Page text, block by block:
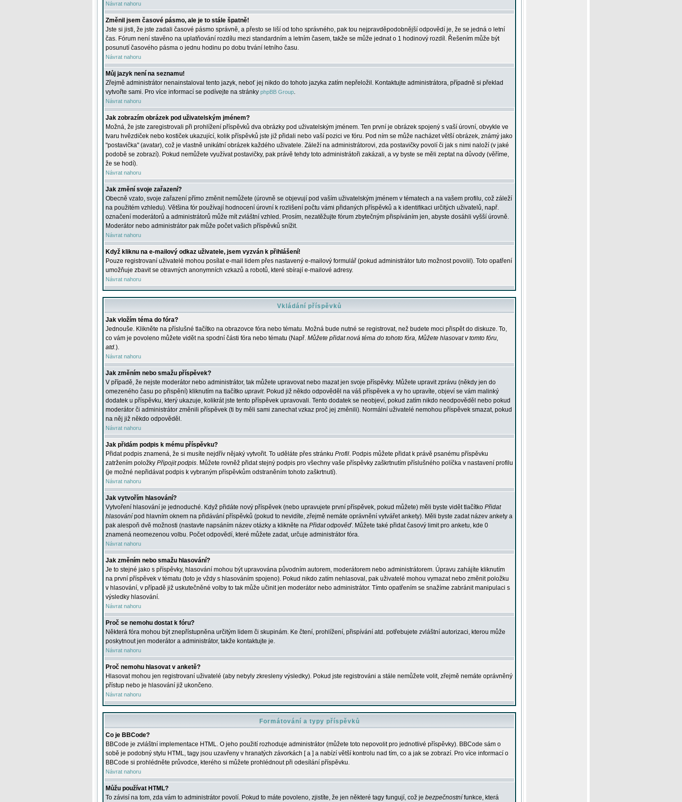
Návrat nahoru
Změnil jsem časové pásmo, ale je to stále špatně!
Jste si jisti, že jste zadali časové pásmo správně, a přesto se liší od toho správného, pak tou nejpravděpodobnější odpovědí je, že se jedná o letní
čas. Fórum není stavěno na uplatňování rozdílu mezi standardním a letním časem, takže se může jednat o 1 hodinový rozdíl. Řešením může být
posunutí časového pásma o jednu hodinu po dobu trvání letního času.
Návrat nahoru
Můj jazyk není na seznamu!
Zřejmě administrátor nenainstaloval tento jazyk, neboť jej nikdo do tohoto jazyka zatím nepřeložil. Kontaktujte administrátora, případně si překlad
vytvořte sami. Pro více informací se podívejte na stránky phpBB Group.
Návrat nahoru
Jak zobrazím obrázek pod uživatelským jménem?
Možná, že jste zaregistrovali při prohlížení příspěvků dva obrázky pod uživatelským jménem. Ten první je obrázek spojený s vaší úrovní, obvykle ve
tvaru hvězdiček nebo kostiček ukazující, kolik příspěvků jste již přidali nebo vaší pozici ve fóru. Pod ním se může nacházet větší obrázek, známý jako
"postavička" (avatar), což je vlastně unikátní obrázek každého uživatele. Záleží na administrátorovi, zda postavičky povolí či jak s nimi naloží (v jaké
podobě se zobrazí). Pokud nemůžete využívat postavičky, pak právě tehdy toto administrátoři zakázali, a vy byste se měli zeptat na důvody (věříme,
že se hodí).
Návrat nahoru
Jak změní svoje zařazení?
Obecně vzato, svoje zařazení přímo změnit nemůžete (úrovně se objevují pod vaším uživatelským jménem v tématech a na vašem profilu, což záleží
na použitém vzhledu). Většina fór používají hodnocení úrovní k rozlišení počtu vámi přidaných příspěvků a k identifikaci určitých uživatelů, např.
označení moderátorů a administrátorů může mít zvláštní vzhled. Prosím, nezatěžujte fórum zbytečným přispíváním jen, abyste dosáhli vyšší úrovně.
Moderátor nebo administrátor pak může počet vašich příspěvků snížit.
Návrat nahoru
Když kliknu na e-mailový odkaz uživatele, jsem vyzván k přihlášení!
Pouze registrovaní uživatelé mohou posílat e-mail lidem přes nastavený e-mailový formulář (pokud administrátor tuto možnost povolil). Toto opatření
umožňuje zbavit se otravných anonymních vzkazů a robotů, které sbírají e-mailové adresy.
Návrat nahoru
Vkládání příspěvků
Jak vložím téma do fóra?
Jednouše. Klikněte na příslušné tlačítko na obrazovce fóra nebo tématu. Možná bude nutné se registrovat, než budete moci přispět do diskuze. To,
co vám je povoleno můžete vidět na spodní části fóra nebo tématu (Např. Můžete přidat nová téma do tohoto fóra, Můžete hlasovat v tomto fóru,
atd.).
Návrat nahoru
Jak změním nebo smažu příspěvek?
V případě, že nejste moderátor nebo administrátor, tak můžete upravovat nebo mazat jen svoje příspěvky. Můžete upravit zprávu (někdy jen do
omezeného času po přispění) kliknutím na tlačítko upravit. Pokud již někdo odpověděl na váš příspěvek a vy ho upravíte, objeví se vám malinký
dodatek u příspěvku, který ukazuje, kolikrát jste tento příspěvek upravovali. Tento dodatek se neobjeví, pokud zatím nikdo neodpověděl nebo pokud
moderátor či administrátor změnili příspěvek (ti by měli sami zanechat vzkaz proč jej změnili). Normální uživatelé nemohou příspěvek smazat, pokud
na něj již někdo odpověděl.
Návrat nahoru
Jak přidám podpis k mému příspěvku?
Přidat podpis znamená, že si musíte nejdřív nějaký vytvořit. To uděláte přes stránku Profil. Podpis můžete přidat k právě psanému příspěvku
zatržením položky Připojit podpis. Můžete rovněž přidat stejný podpis pro všechny vaše příspěvky zaškrtnutím příslušného políčka v nastavení profilu
(je možné nepřidávat podpis k vybraným příspěvkům odstraněním tohoto zaškrtnutí).
Návrat nahoru
Jak vytvořím hlasování?
Vytvoření hlasování je jednoduché. Když přidáte nový příspěvek (nebo upravujete první příspěvek, pokud můžete) měli byste vidět tlačítko Přidat
hlasování pod hlavním oknem na přidávání příspěvků (pokud to nevidíte, zřejmě nemáte oprávnění vytvářet ankety). Měli byste zadat název ankety a
pak alespoň dvě možnosti (nastavte napsáním název otázky a klikněte na Přidat odpověď. Můžete také přidat časový limit pro anketu, kde 0
znamená neomezenou volbu. Počet odpovědí, které můžete zadat, určuje administrátor fóra.
Návrat nahoru
Jak změním nebo smažu hlasování?
Je to stejné jako s příspěvky, hlasování mohou být upravována původním autorem, moderátorem nebo administrátorem. Úpravu zahájíte kliknutím
na první příspěvek v tématu (toto je vždy s hlasováním spojeno). Pokud nikdo zatím nehlasoval, pak uživatelé mohou vymazat nebo změnit položku
v hlasování, v případě již uskutečněné volby to tak může učinit jen moderátor nebo administrátor. Tímto opatřením se snažíme zabránit manipulaci s
výsledky hlasování.
Návrat nahoru
Proč se nemohu dostat k fóru?
Některá fóra mohou být znepřístupněna určitým lidem či skupinám. Ke čtení, prohlížení, přispívání atd. potřebujete zvláštní autorizaci, kterou může
poskytnout jen moderátor a administrátor, takže kontaktujte je.
Návrat nahoru
Proč nemohu hlasovat v anketě?
Hlasovat mohou jen registrovaní uživatelé (aby nebyly zkresleny výsledky). Pokud jste registrováni a stále nemůžete volit, zřejmě nemáte oprávněný
přístup nebo je hlasování již ukončeno.
Návrat nahoru
Formátování a typy příspěvků
Co je BBCode?
BBCode je zvláštní implementace HTML. O jeho použití rozhoduje administrátor (můžete toto nepovolit pro jednotlivé příspěvky). BBCode sám o
sobě je podobný stylu HTML, tagy jsou uzavřeny v hranatých závorkách [ a ] a nabízí větší kontrolu nad tím, co a jak se zobrazí. Pro více informací o
BBCode si prohlédněte průvodce, kterého si můžete prohlédnout při odesílání příspěvku.
Návrat nahoru
Můžu používat HTML?
To závisí na tom, zda vám to administrátor povolí. Pokud to máte povoleno, zjistíte, že jen některé tagy fungují, což je bezpečnostní funkce, která